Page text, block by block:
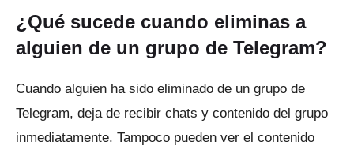
¿Qué sucede cuando eliminas a
alguien de un grupo de Telegram?
Cuando alguien ha sido eliminado de un grupo de
Telegram, deja de recibir chats y contenido del grupo
inmediatamente. Tampoco pueden ver el contenido